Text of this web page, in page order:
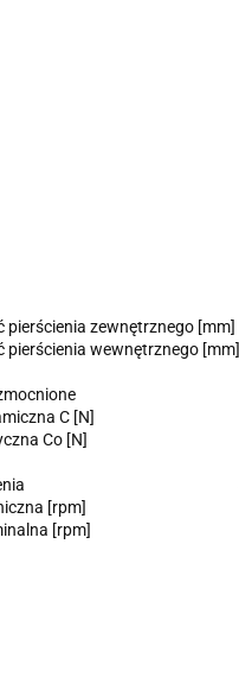
pierścienia zewnętrznego [mm]
pierścienia wewnętrznego [mm]
C [N]
Co [N]
[rpm]
[rpm]